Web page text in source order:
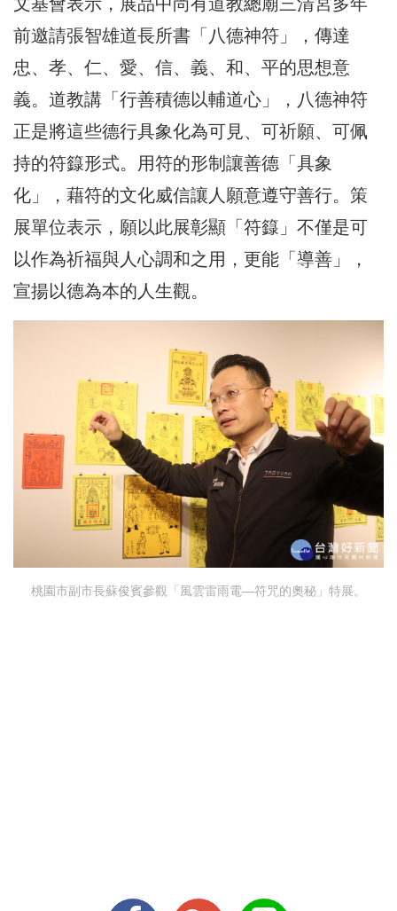
前邀請張智雄道長所書「八德神符」，傳達
忠、孝、仁、愛、信、義、和、平的思想意
義。道教講「行善積德以輔道心」，八德神符
正是將這些德行具象化為可見、可祈願、可佩
持的符籙形式。用符的形制讓善德「具象
化」，藉符的文化威信讓人願意遵守善行。策
展單位表示，願以此展彰顯「符籙」不僅是可
以作為祈福與人心調和之用，更能「導善」，
宣揚以德為本的人生觀。
桃園市副市長蘇俊賓參觀「風雲雷雨電—符咒的奧秘」特展。